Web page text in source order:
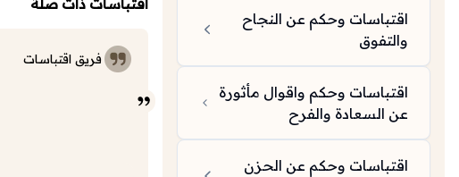
اقتباسات وحكم عن النجاح
والتفوق
اقتباسات وحكم واقوال مأثورة
عن السعادة والفرح
اقتباسات وحكم عن الحزن
اقتباسات ذات صلة
فريق اقتباسات